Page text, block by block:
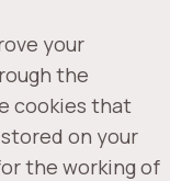
your
the
cookies that
on your
the working of